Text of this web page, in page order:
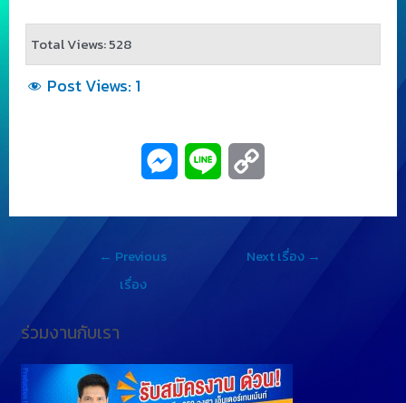
Total Views: 528
Post Views: 1
g
n
← Previous
เรื่อง
Next เรื่อง →
ร่วมงานกับเรา